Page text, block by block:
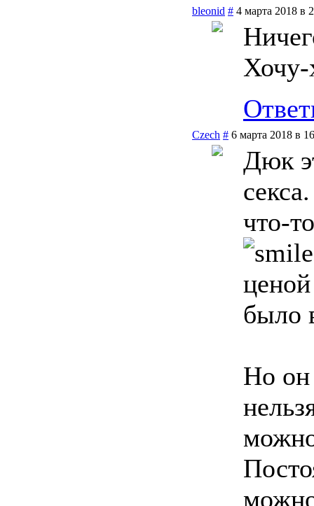
bleonid # 4 марта 2018 в
Хочу-
Czech # 6 марта 2018 в
Дюк
что-
было
Но он